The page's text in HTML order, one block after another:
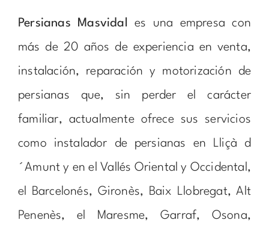
Persianas Masvidal
es una empresa con
más de 20 años de experiencia en venta,
instalación, reparación y motorización de
persianas que, sin perder el carácter
familiar, actualmente ofrece sus servicios
como instalador de persianas en Lliçà d
´Amunt y en el Vallés Oriental y Occidental,
el Barcelonés, Gironès, Baix Llobregat, Alt
Penenès, el Maresme, Garraf, Osona,